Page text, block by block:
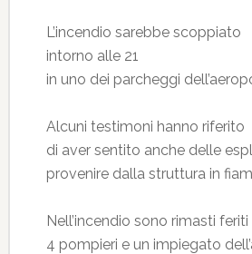
L’incendio sarebbe scoppiato
intorno alle 21
in uno dei parcheggi
Alcuni testimoni hanno riferito
di aver sentito anche delle
provenire dalla struttura in
Nell’incendio sono rimasti feriti
4 pompieri e un impiegato